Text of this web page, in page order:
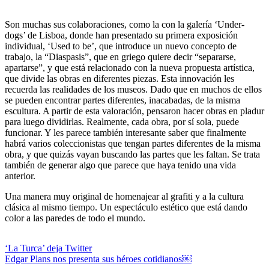
Son muchas sus colaboraciones, como la con la galería ‘Under-
dogs’ de Lisboa, donde han presentado su primera exposición
individual, ‘Used to be’, que introduce un nuevo concepto de
trabajo, la “Diaspasis”, que en griego quiere decir “separarse,
apartarse”, y que está relacionado con la nueva propuesta artística,
que divide las obras en diferentes piezas. Esta innovación les
recuerda las realidades de los museos. Dado que en muchos de ellos
se pueden encontrar partes diferentes, inacabadas, de la misma
escultura. A partir de esta valoración, pensaron hacer obras en pladur
para luego dividirlas. Realmente, cada obra, por sí sola, puede
funcionar. Y les parece también interesante saber que finalmente
habrá varios coleccionistas que tengan partes diferentes de la misma
obra, y que quizás vayan buscando las partes que les faltan. Se trata
también de generar algo que parece que haya tenido una vida
anterior.
Una manera muy original de homenajear al grafiti y a la cultura
clásica al mismo tiempo. Un espectáculo estético que está dando
color a las paredes de todo el mundo.
Navegación
‘La Turca’ deja Twitter
Edgar Plans nos presenta sus héroes cotidianos￼